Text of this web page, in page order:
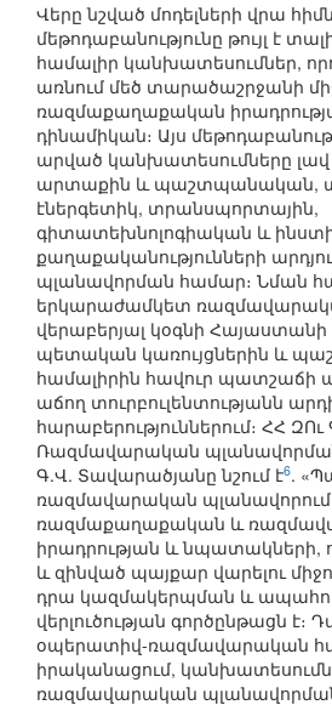
Վերը նշված մոդելների վրա
մեթոդաբանությունը թույլ է
համալիր կանխատեսումներ,
առնում մեծ տարածաշրջանի
ռազմաքաղաքական
դինամիկան։ Այս
արված կանխատեսումները լավ
արտաքին և պաշտպանական,
էներգետիկ, տրանսպորտային,
գիտատեխնոլոգիական և
քաղաքականությունների
պլանավորման համար։ Նման
երկարաժամկետ
վերաբերյալ կօգնի
պետական կառույցներին և
համալիրին հավուր պատշաճի
աճող տուրբուլենտությանն
հարաբերություններում։ ՀՀ ԶՈւ
Ռազմավարական
Գ.Վ. Տավարածյանը նշում է6.
ռազմավարական
ռազմաքաղաքական և
իրադրության և նպատակների,
և զինված պայքար վարելու
դրա կազմակերպման և
վերլուծության գործընթացն է։
օպերատիվ-ռազմավարական
իրականացում,
ռազմավարական